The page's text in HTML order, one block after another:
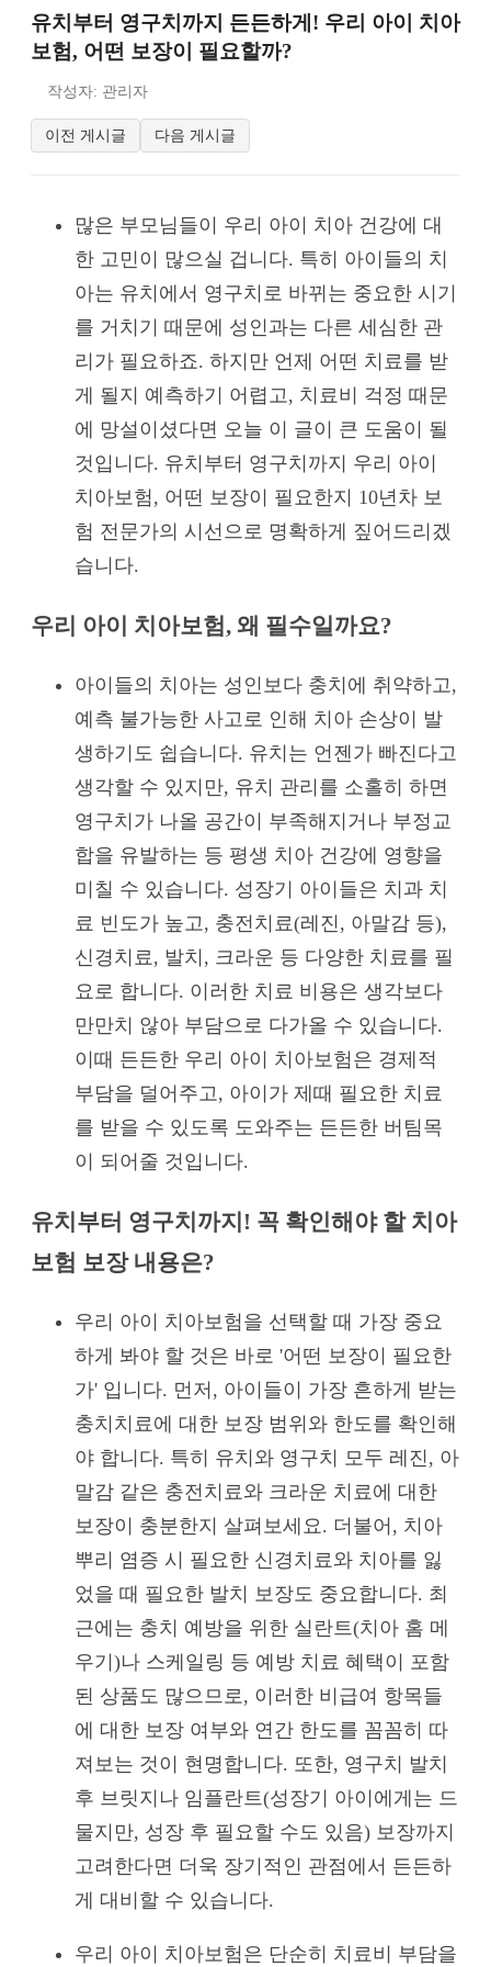
유치부터 영구치까지 든든하게! 우리 아이 치아
보험, 어떤 보장이 필요할까?
작성자: 관리자
이전 게시글 다음 게시글
많은 부모님들이 우리 아이 치아 건강에 대
한 고민이 많으실 겁니다. 특히 아이들의 치
아는 유치에서 영구치로 바뀌는 중요한 시기
를 거치기 때문에 성인과는 다른 세심한 관
리가 필요하죠. 하지만 언제 어떤 치료를 받
게 될지 예측하기 어렵고, 치료비 걱정 때문
에 망설이셨다면 오늘 이 글이 큰 도움이 될
것입니다. 유치부터 영구치까지 우리 아이
치아보험, 어떤 보장이 필요한지 10년차 보
험 전문가의 시선으로 명확하게 짚어드리겠
습니다.
우리 아이 치아보험, 왜 필수일까요?
아이들의 치아는 성인보다 충치에 취약하고,
예측 불가능한 사고로 인해 치아 손상이 발
생하기도 쉽습니다. 유치는 언젠가 빠진다고
생각할 수 있지만, 유치 관리를 소홀히 하면
영구치가 나올 공간이 부족해지거나 부정교
합을 유발하는 등 평생 치아 건강에 영향을
미칠 수 있습니다. 성장기 아이들은 치과 치
료 빈도가 높고, 충전치료(레진, 아말감 등),
신경치료, 발치, 크라운 등 다양한 치료를 필
요로 합니다. 이러한 치료 비용은 생각보다
만만치 않아 부담으로 다가올 수 있습니다.
이때 든든한 우리 아이 치아보험은 경제적
부담을 덜어주고, 아이가 제때 필요한 치료
를 받을 수 있도록 도와주는 든든한 버팀목
이 되어줄 것입니다.
유치부터 영구치까지! 꼭 확인해야 할 치아
보험 보장 내용은?
우리 아이 치아보험을 선택할 때 가장 중요
하게 봐야 할 것은 바로 '어떤 보장이 필요한
가' 입니다. 먼저, 아이들이 가장 흔하게 받는
충치치료에 대한 보장 범위와 한도를 확인해
야 합니다. 특히 유치와 영구치 모두 레진, 아
말감 같은 충전치료와 크라운 치료에 대한
보장이 충분한지 살펴보세요. 더불어, 치아
뿌리 염증 시 필요한 신경치료와 치아를 잃
었을 때 필요한 발치 보장도 중요합니다. 최
근에는 충치 예방을 위한 실란트(치아 홈 메
우기)나 스케일링 등 예방 치료 혜택이 포함
된 상품도 많으므로, 이러한 비급여 항목들
에 대한 보장 여부와 연간 한도를 꼼꼼히 따
져보는 것이 현명합니다. 또한, 영구치 발치
후 브릿지나 임플란트(성장기 아이에게는 드
물지만, 성장 후 필요할 수도 있음) 보장까지
고려한다면 더욱 장기적인 관점에서 든든하
게 대비할 수 있습니다.
우리 아이 치아보험은 단순히 치료비 부담을